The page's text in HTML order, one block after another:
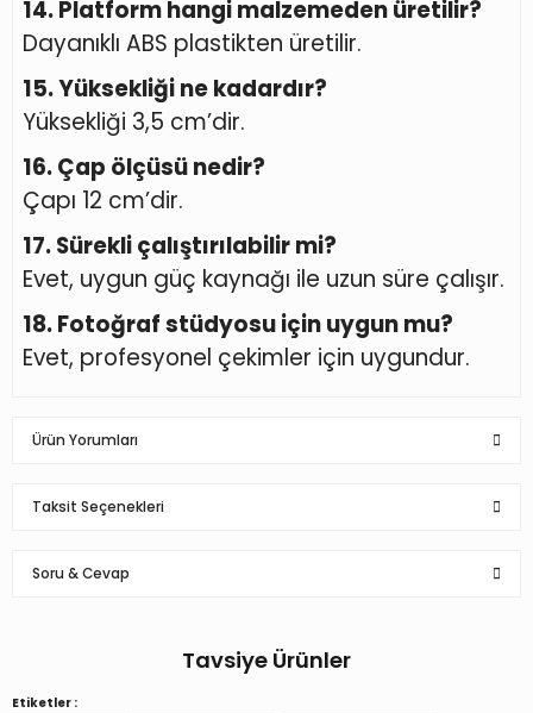
14. Platform hangi malzemeden üretilir?
Dayanıklı ABS plastikten üretilir.
15. Yüksekliği ne kadardır?
Yüksekliği 3,5 cm’dir.
16. Çap ölçüsü nedir?
Çapı 12 cm’dir.
17. Sürekli çalıştırılabilir mi?
Evet, uygun güç kaynağı ile uzun süre çalışır.
18. Fotoğraf stüdyosu için uygun mu?
Evet, profesyonel çekimler için uygundur.
Ürün Yorumları
Ürün standı
Taksit Seçenekleri
Soru & Cevap
Ürün hakkında henüz soru sorulmamış.
Tavsiye Ürünler
Etiketler :